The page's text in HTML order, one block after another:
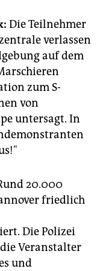
Die Teilnehmer
verlassen
auf dem
zum S-
von
untersagt. In
20.000
friedlich
Die Polizei
Veranstalter
und